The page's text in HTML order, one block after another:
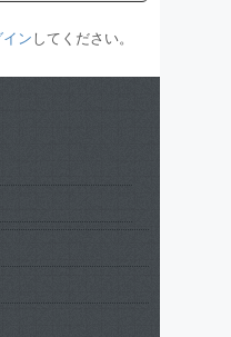
インしてください。